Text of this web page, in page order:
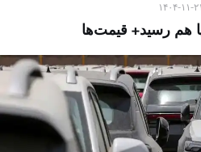
۱۴۰۴-۱۱-۲۱
هم رسید+ قیمت‌ها